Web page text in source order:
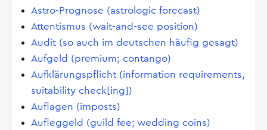
Astro-Prognose (astrologic forecast)
Attentismus (wait-and-see position)
Audit (so auch im deutschen häufig gesagt)
Aufgeld (premium; contango)
Aufklärungspflicht (information requirements,
suitability check[ing])
Auflagen (imposts)
Aufleggeld (guild fee; wedding coins)